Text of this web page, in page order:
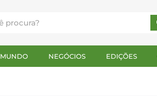
MUNDO NEGÓCIOS EDIÇÕES